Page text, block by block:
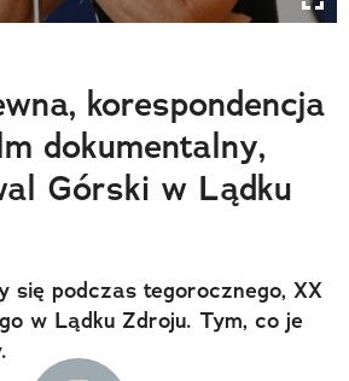
korespondencja
dokumentalny,
Górski w Lądku
się podczas tegorocznego, XX
w Lądku Zdroju. Tym, co je